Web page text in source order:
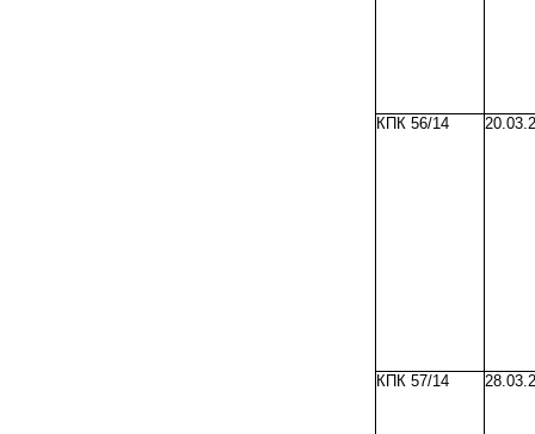
КПК 56/14
КПК 57/14